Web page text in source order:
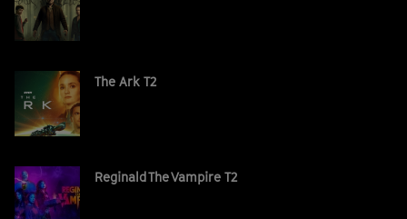
The Ark T2
Reginald The Vampire T2